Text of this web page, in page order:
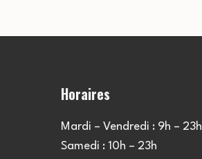
Horaires
Mardi – Vendredi : 9h – 23h
Samedi : 10h – 23h